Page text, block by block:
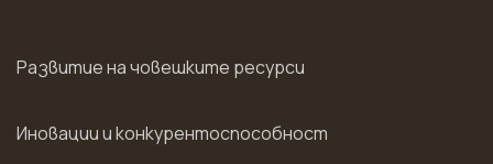
Развитие на човешките ресурси
Иновации и конкурентоспособност